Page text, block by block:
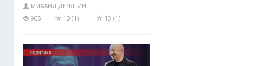
МИХАИЛ ДЕЛЯГИН
965
10 (1) 10 (1)